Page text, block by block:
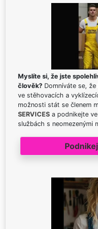
Myslíte si, že jste
člověk? Domníváte se,
ve stěhovacích a
možnosti stát se členem
SERVICES a podnikejte
službách s neomezenými